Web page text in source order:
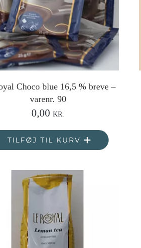
Choco blue 16,5 % breve –
varenr. 90
0,00 KR.
TILFØJ TIL KURV